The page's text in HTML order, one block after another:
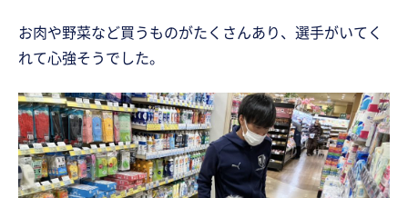
お肉や野菜など買うものがたくさんあり、選手がいてく
れて心強そうでした。